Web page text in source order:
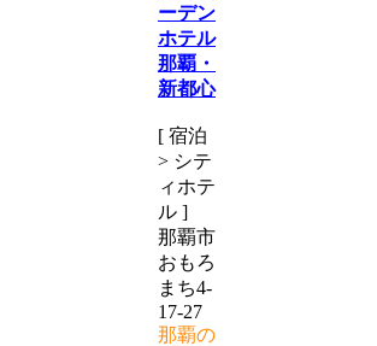
ーデン
ホテル
那覇・
新都心
[ 宿泊
> シテ
ィホテ
ル ]
那覇市
おもろ
まち4-
17-27
那覇の